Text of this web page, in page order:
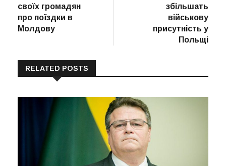
своїх громадян
про поїздки в
Молдову
збільшать
військову
присутність у
Польщі
RELATED POSTS